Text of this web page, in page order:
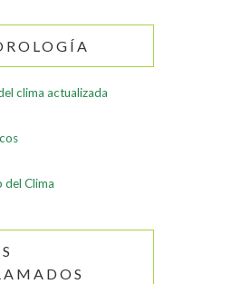
clima actualizada
del Clima